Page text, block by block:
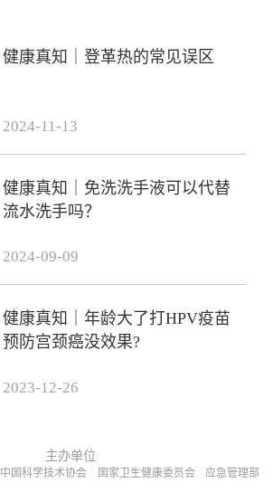
健康真知｜登革热的常见误区
2024-11-13
健康真知｜免洗洗手液可以代替
流水洗手吗？
2024-09-09
健康真知｜年龄大了打HPV疫苗
预防宫颈癌没效果?
2023-12-26
主办单位
中国科学技术协会 国家卫生健康委员会 应急管理部